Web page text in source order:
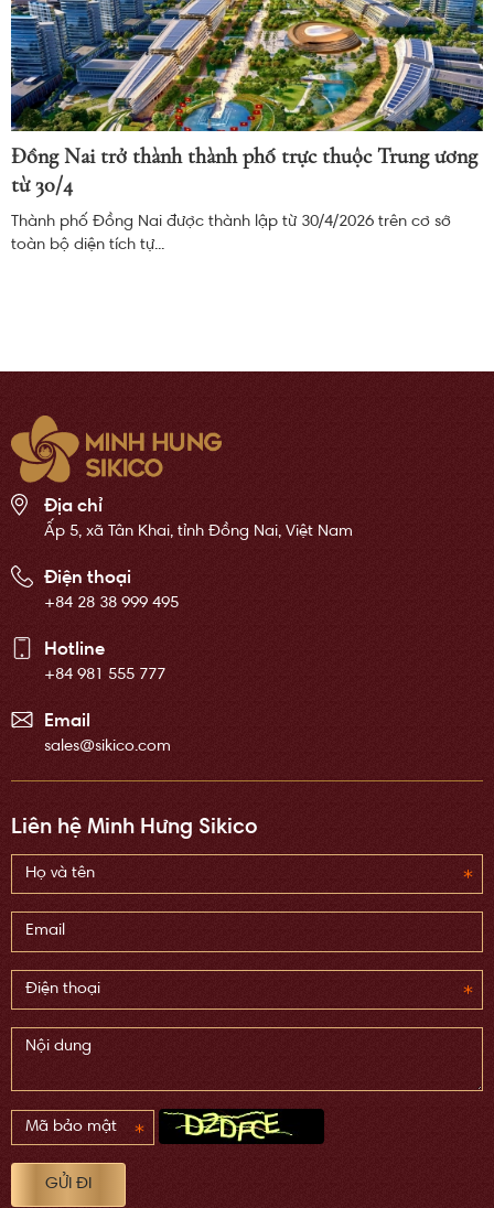
Đồng Nai trở thành thành phố trực thuộc Trung ương
từ 30/4
Thành phố Đồng Nai được thành lập từ 30/4/2026 trên cơ sở
toàn bộ diện tích tự...
Địa chỉ
Ấp 5, xã Tân Khai, tỉnh Đồng Nai, Việt Nam
Điện thoại
+84 28 38 999 495
Hotline
+84 981 555 777
Email
sales@sikico.com
Liên hệ Minh Hưng Sikico